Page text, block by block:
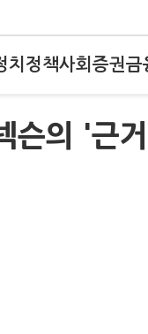
치 정책사회 증권금
슨의 '근